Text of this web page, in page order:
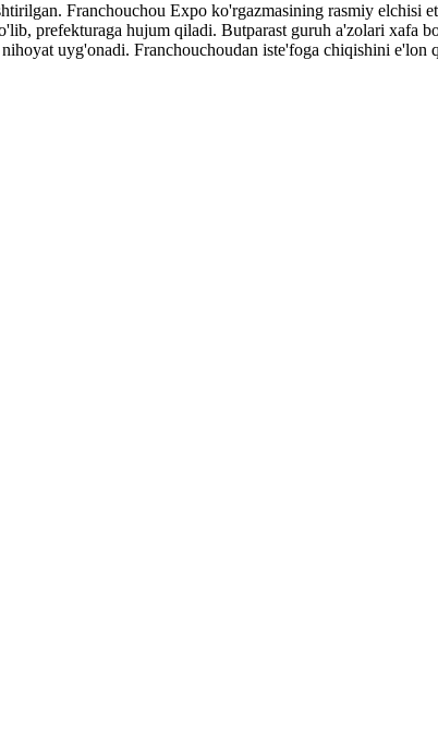
Franchouchou Expo ko'rgazmasining rasmiy elchisi
prefekturaga hujum qiladi. Butparast guruh a'zolari xafa
uyg'onadi. Franchouchoudan iste'foga chiqishini